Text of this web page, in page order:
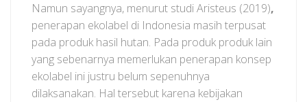
Namun sayangnya, menurut studi Aristeus (2019),
penerapan ekolabel di Indonesia masih terpusat
pada produk hasil hutan. Pada produk produk lain
yang sebenarnya memerlukan penerapan konsep
ekolabel ini justru belum sepenuhnya
dilaksanakan. Hal tersebut karena kebijakan